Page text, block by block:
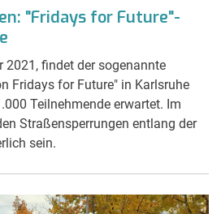
"Fridays for Future"-
2021, findet der sogenannte
Fridays for Future" in Karlsruhe
Teilnehmende erwartet. Im
Straßensperrungen entlang der
sein.